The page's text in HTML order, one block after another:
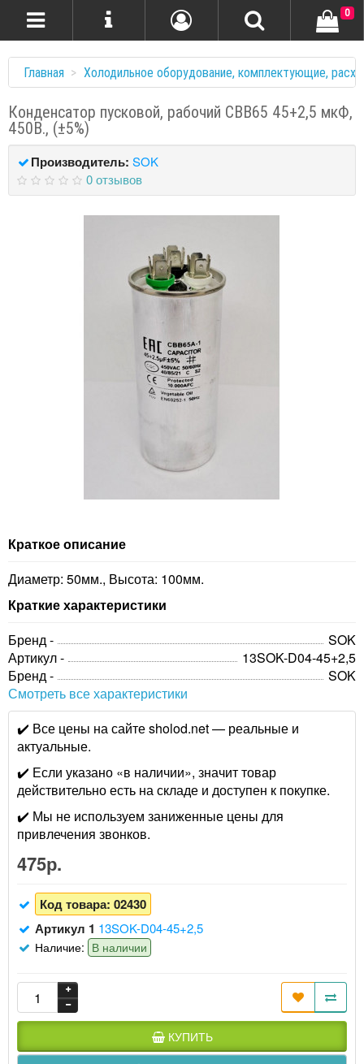
0
Главная Холодильное оборудование, комплектующие,
Конденсатор пусковой, рабочий СВВ65 45+2,5 мкФ,
450В., (±5%)
Производитель: SOK
0 отзывов
Краткое описание
Диаметр: 50мм., Высота: 100мм.
Краткие характеристики
Бренд -
SOK
Артикул -
13SOK-D04-45+2,5
Бренд -
SOK
Смотреть все характеристики
✔️ Все цены на сайте sholod.net — реальные и
актуальные.
✔️ Если указано «в наличии», значит товар
действительно есть на складе и доступен к покупке.
✔️ Мы не используем заниженные цены для
привлечения звонков.
475р.
Код товара: 02430
Артикул 1 13SOK-D04-45+2,5
Наличие: В наличии
КУПИТЬ